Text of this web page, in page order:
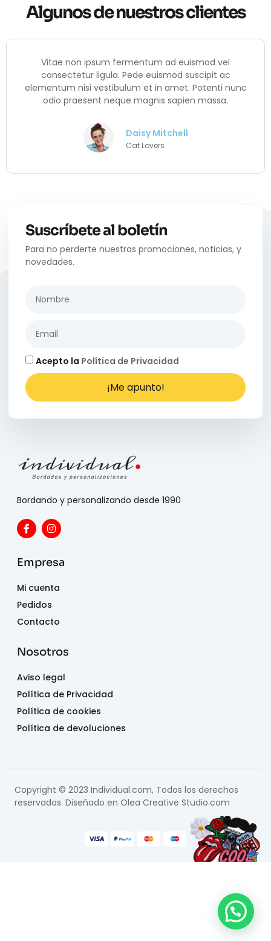
Algunos de nuestros clientes
Vitae non ipsum fermentum ad euismod vel
consectetur ligula. Pede euismod suscipit ac
elementum nisi vestibulum et in amet. Potenti nunc
odio praesent neque magnis sapien massa.
Daisy Mitchell
Cat Lovers
Suscríbete al boletín
Para no perderte nuestras promociones, noticias, y
novedades.
Acepto la Política de Privacidad
¡Me apunto!
Bordando y personalizando desde 1990
Empresa
Mi cuenta
Pedidos
Contacto
Nosotros
Aviso legal
Política de Privacidad
Política de cookies
Política de devoluciones
Copyright © 2023 Individual.com, Todos los derechos
reservados. Diseñado en Olea Creative Studio.com